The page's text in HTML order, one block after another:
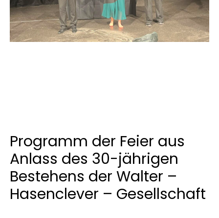
Programm der Feier aus
Anlass des 30-jährigen
Bestehens der Walter –
Hasenclever – Gesellschaft